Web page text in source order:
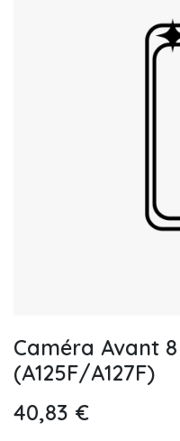
Caméra Avant 8
(A125F/A127F)
40,83 €